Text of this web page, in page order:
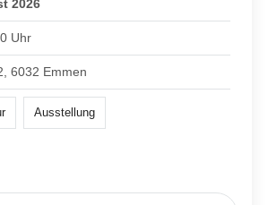
2026
Uhr
6032 Emmen
Ausstellung